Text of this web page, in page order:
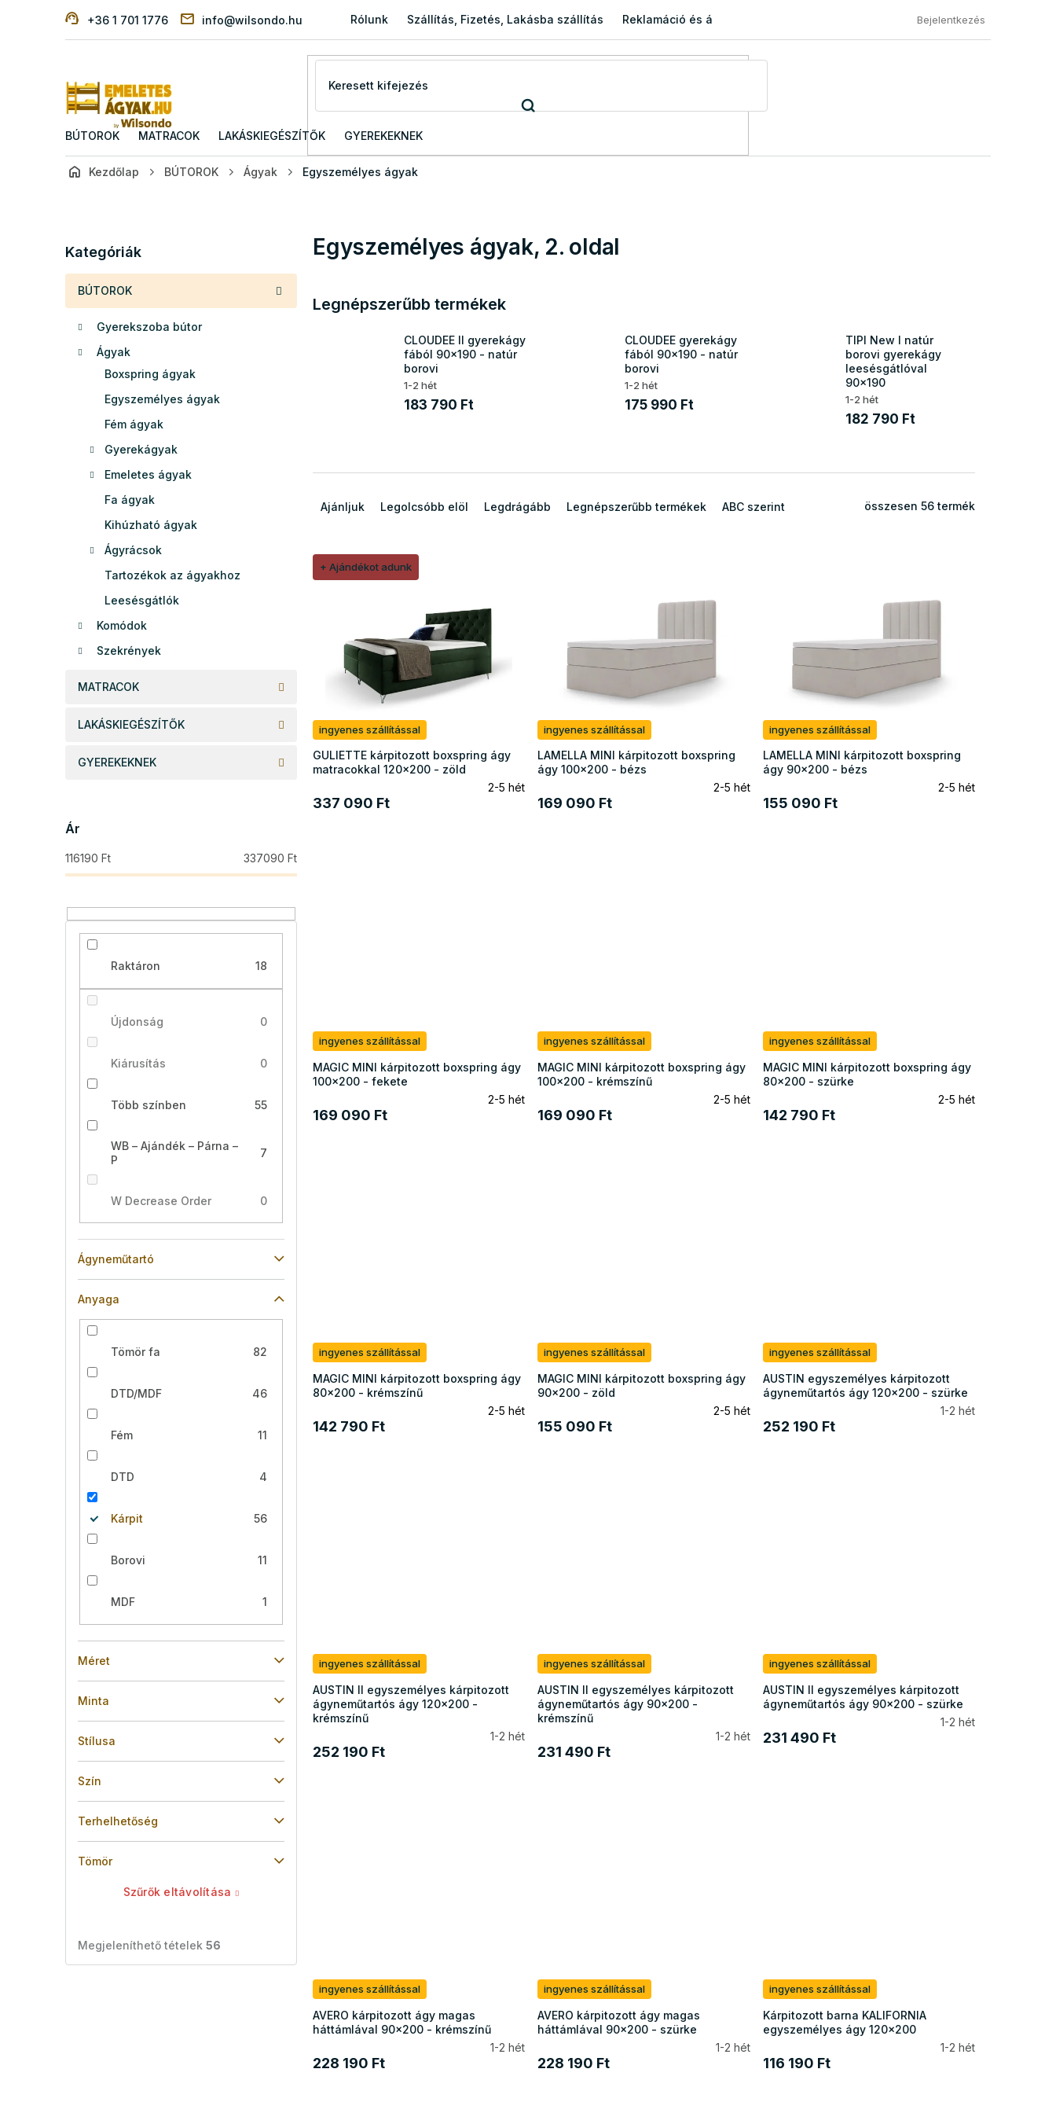
+36 1 701 1776 info@wilsondo.hu Rólunk Szállítás, Fizetés, Lakásba szállítás Reklamáció és áru visszaküldése Általános Szerződési Feltételek
Bejelentkezés
BÚTOROK MATRACOK LAKÁSKIEGÉSZÍTŐK GYEREKEKNEK
Kezdőlap BÚTOROK Ágyak Egyszemélyes ágyak
a
s
átugrása
Kategóriák
BÚTOROK
Gyerekszoba bútor
Ágyak
Boxspring ágyak
Egyszemélyes ágyak
Fém ágyak
Gyerekágyak
Emeletes ágyak
Fa ágyak
Kihúzható ágyak
Ágyrácsok
Tartozékok az ágyakhoz
Leesésgátlók
Komódok
Szekrények
MATRACOK
LAKÁSKIEGÉSZÍTŐK
GYEREKEKNEK
Ár
116190 Ft 337090 Ft
Raktáron 18
Újdonság 0
Kiárusítás 0
Több színben 55
WB – Ajándék – Párna –
P
7
W Decrease Order 0
Ágyneműtartó
Anyaga
Tömör fa 82
DTD/MDF 46
Fém 11
DTD 4
Kárpit 56
Borovi 11
MDF 1
Méret
Minta
Stílusa
Szín
Terhelhetőség
Tömör
Szűrők eltávolítása
Megjeleníthető tételek 56
Egyszemélyes ágyak, 2. oldal
Legnépszerűbb termékek
CLOUDEE II gyerekágy
fából 90x190 - natúr
borovi
1-2 hét
183 790 Ft
CLOUDEE gyerekágy
fából 90x190 - natúr
borovi
1-2 hét
175 990 Ft
TIPI New I natúr
borovi gyerekágy
leesésgátlóval
90x190
1-2 hét
182 790 Ft
e
é
k
é
s
e
Ajánljuk Legolcsóbb elöl Legdrágább Legnépszerűbb termékek ABC szerint összesen 56termék
T
i
s
t
á
j
a
+ Ajándékot adunk
ingyenes szállítással
GULIETTE kárpitozott boxspring ágy
matracokkal 120x200 - zöld
2-5 hét
337 090 Ft
ingyenes szállítással
LAMELLA MINI kárpitozott boxspring
ágy 100x200 - bézs
2-5 hét
169 090 Ft
ingyenes szállítással
LAMELLA MINI kárpitozott boxspring
ágy 90x200 - bézs
2-5 hét
155 090 Ft
ingyenes szállítással
MAGIC MINI kárpitozott boxspring ágy
100x200 - fekete
2-5 hét
169 090 Ft
ingyenes szállítással
MAGIC MINI kárpitozott boxspring ágy
100x200 - krémszínű
2-5 hét
169 090 Ft
ingyenes szállítással
MAGIC MINI kárpitozott boxspring ágy
80x200 - szürke
2-5 hét
142 790 Ft
ingyenes szállítással
MAGIC MINI kárpitozott boxspring ágy
80x200 - krémszínű
2-5 hét
142 790 Ft
ingyenes szállítással
MAGIC MINI kárpitozott boxspring ágy
90x200 - zöld
2-5 hét
155 090 Ft
ingyenes szállítással
AUSTIN egyszemélyes kárpitozott
ágyneműtartós ágy 120x200 - szürke
1-2 hét
252 190 Ft
ingyenes szállítással
AUSTIN II egyszemélyes kárpitozott
ágyneműtartós ágy 120x200 -
krémszínű
1-2 hét
252 190 Ft
ingyenes szállítással
AUSTIN II egyszemélyes kárpitozott
ágyneműtartós ágy 90x200 -
krémszínű
1-2 hét
231 490 Ft
ingyenes szállítással
AUSTIN II egyszemélyes kárpitozott
ágyneműtartós ágy 90x200 - szürke
1-2 hét
231 490 Ft
ingyenes szállítással
AVERO kárpitozott ágy magas
háttámlával 90x200 - krémszínű
1-2 hét
228 190 Ft
ingyenes szállítással
AVERO kárpitozott ágy magas
háttámlával 90x200 - szürke
1-2 hét
228 190 Ft
ingyenes szállítással
Kárpitozott barna KALIFORNIA
egyszemélyes ágy 120x200
1-2 hét
116 190 Ft